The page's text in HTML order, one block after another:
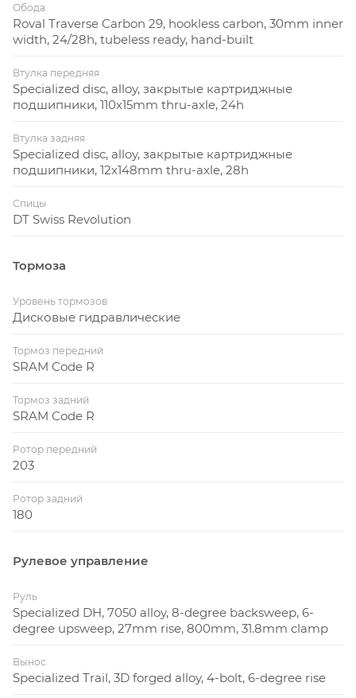
Обода
Roval Traverse Carbon 29, hookless carbon, 30mm inner
width, 24/28h, tubeless ready, hand-built
Втулка передняя
Specialized disc, alloy, закрытые картриджные
подшипники, 110x15mm thru-axle, 24h
Втулка задняя
Specialized disc, alloy, закрытые картриджные
подшипники, 12x148mm thru-axle, 28h
Спицы
DT Swiss Revolution
Тормоза
Уровень тормозов
Дисковые гидравлические
Тормоз передний
SRAM Code R
Тормоз задний
SRAM Code R
Ротор передний
203
Ротор задний
180
Рулевое управление
Руль
Specialized DH, 7050 alloy, 8-degree backsweep, 6-
degree upsweep, 27mm rise, 800mm, 31.8mm clamp
Вынос
Specialized Trail, 3D forged alloy, 4-bolt, 6-degree rise